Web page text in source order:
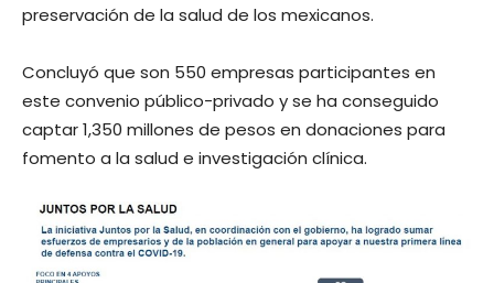
preservación de la salud de los mexicanos.
Concluyó que son 550 empresas participantes en
este convenio público-privado y se ha conseguido
captar 1,350 millones de pesos en donaciones para
fomento a la salud e investigación clínica.